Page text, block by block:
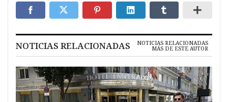
NOTICIAS RELACIONADAS NOTICIAS RELACIONADAS
MÁS DE ESTE AUTOR